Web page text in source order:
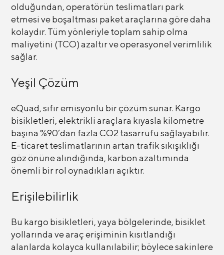
olduğundan, operatörün teslimatları park
etmesi ve boşaltması paket araçlarına göre daha
kolaydır. Tüm yönleriyle toplam sahip olma
maliyetini (TCO) azaltır ve operasyonel verimlilik
sağlar.
Yeşil Çözüm
eQuad, sıfır emisyonlu bir çözüm sunar. Kargo
bisikletleri, elektrikli araçlara kıyasla kilometre
başına %90’dan fazla CO2 tasarrufu sağlayabilir.
E-ticaret teslimatlarının artan trafik sıkışıklığı
göz önüne alındığında, karbon azaltımında
önemli bir rol oynadıkları açıktır.
Erişilebilirlik
Bu kargo bisikletleri, yaya bölgelerinde, bisiklet
yollarında ve araç erişiminin kısıtlandığı
alanlarda kolayca kullanılabilir; böylece sakinlere